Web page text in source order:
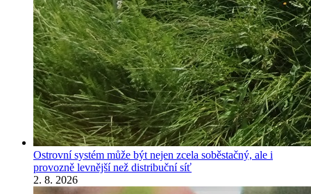
Ostrovní systém může být nejen zcela soběstačný, ale i
provozně levnější než distribuční síť
2. 8. 2026